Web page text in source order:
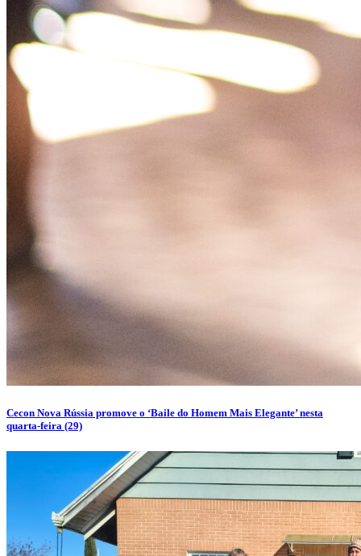
Cecon Nova Rússia promove o ‘Baile do Homem Mais Elegante’ nesta
quarta-feira (29)